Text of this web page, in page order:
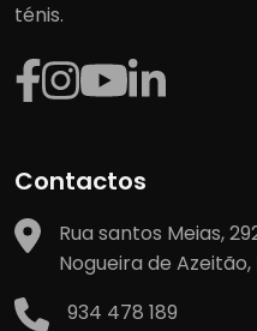
ténis.
Contactos
Rua santos Meias,
Nogueira de
934 478 189